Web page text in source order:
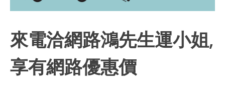
來電洽網路鴻先生運小姐,
享有網路優惠價